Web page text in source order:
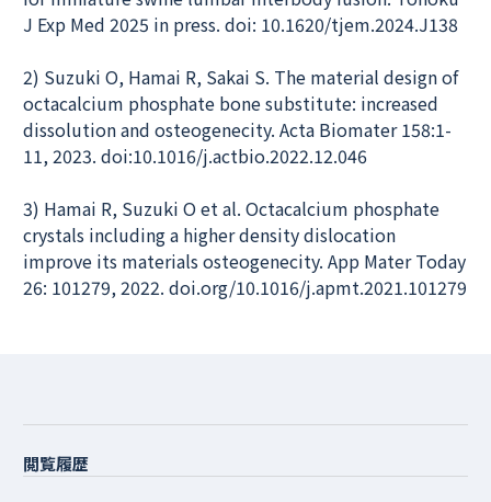
J Exp Med 2025 in press. doi: 10.1620/tjem.2024.J138
2) Suzuki O, Hamai R, Sakai S. The material design of
octacalcium phosphate bone substitute: increased
dissolution and osteogenecity. Acta Biomater 158:1-
11, 2023. doi:10.1016/j.actbio.2022.12.046
3) Hamai R, Suzuki O et al. Octacalcium phosphate
crystals including a higher density dislocation
improve its materials osteogenecity. App Mater Today
26: 101279, 2022. doi.org/10.1016/j.apmt.2021.101279
閲覧履歴